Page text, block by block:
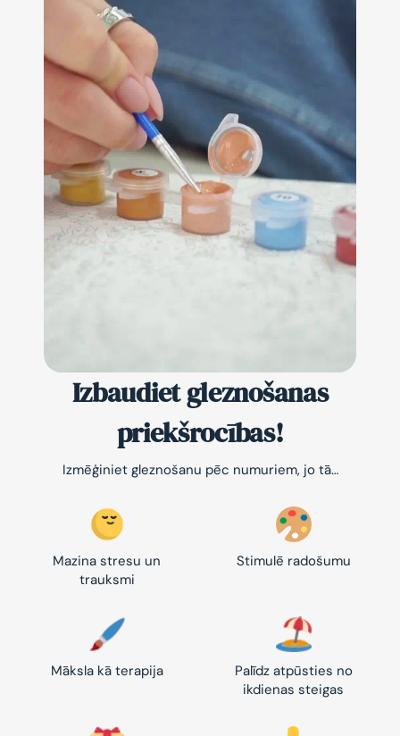
Izbaudiet gleznošanas
priekšrocības!
Izmēģiniet gleznošanu pēc numuriem, jo tā…
Mazina stresu un
trauksmi
Stimulē radošumu
Māksla kā terapija
Palīdz atpūsties no
ikdienas steigas